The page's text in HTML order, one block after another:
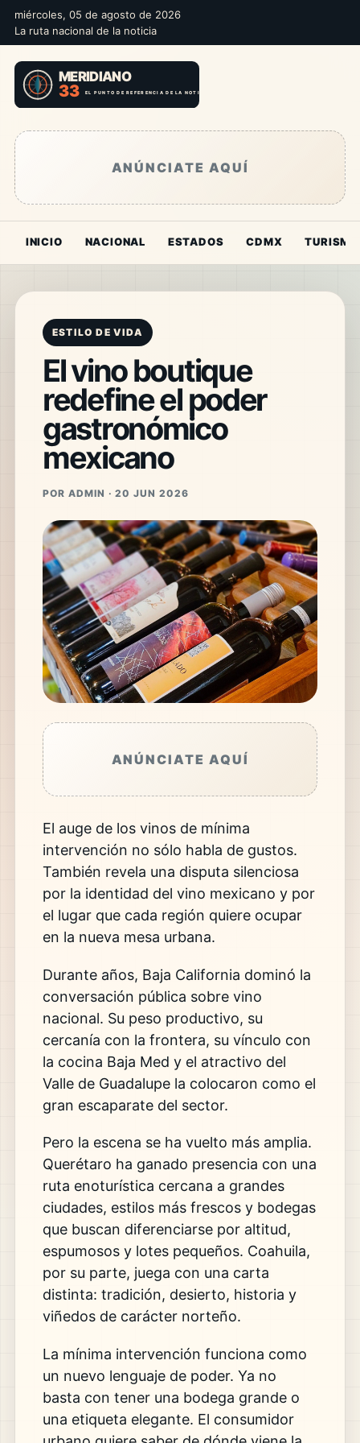
miércoles, 05 de agosto de 2026
La ruta nacional de la noticia
ANÚNCIATE AQUÍ
INICIO NACIONAL ESTADOS CDMX TURISMO
ESTILO DE VIDA
El vino boutique
redefine el poder
gastronómico
mexicano
POR ADMIN · 20 JUN 2026
ANÚNCIATE AQUÍ
El auge de los vinos de mínima
intervención no sólo habla de gustos.
También revela una disputa silenciosa
por la identidad del vino mexicano y por
el lugar que cada región quiere ocupar
en la nueva mesa urbana.
Durante años, Baja California dominó la
conversación pública sobre vino
nacional. Su peso productivo, su
cercanía con la frontera, su vínculo con
la cocina Baja Med y el atractivo del
Valle de Guadalupe la colocaron como el
gran escaparate del sector.
Pero la escena se ha vuelto más amplia.
Querétaro ha ganado presencia con una
ruta enoturística cercana a grandes
ciudades, estilos más frescos y bodegas
que buscan diferenciarse por altitud,
espumosos y lotes pequeños. Coahuila,
por su parte, juega con una carta
distinta: tradición, desierto, historia y
viñedos de carácter norteño.
La mínima intervención funciona como
un nuevo lenguaje de poder. Ya no
basta con tener una bodega grande o
una etiqueta elegante. El consumidor